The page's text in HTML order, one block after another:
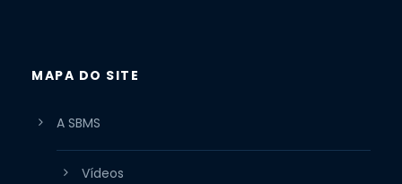
MAPA DO SITE
A SBMS
Vídeos